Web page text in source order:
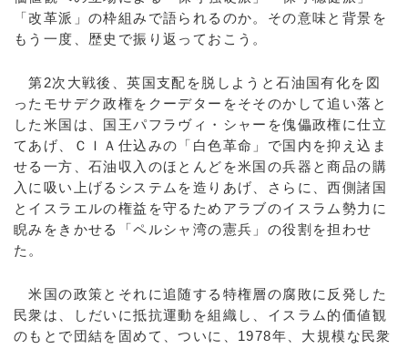
「改革派」の枠組みで語られるのか。その意味と背景を
もう一度、歴史で振り返っておこう。
第2次大戦後、英国支配を脱しようと石油国有化を図
ったモサデク政権をクーデターをそそのかして追い落と
した米国は、国王パフラヴィ・シャーを傀儡政権に仕立
てあげ、ＣＩＡ仕込みの「白色革命」で国内を抑え込ま
せる一方、石油収入のほとんどを米国の兵器と商品の購
入に吸い上げるシステムを造りあげ、さらに、西側諸国
とイスラエルの権益を守るためアラブのイスラム勢力に
睨みをきかせる「ペルシャ湾の憲兵」の役割を担わせ
た。
米国の政策とそれに追随する特権層の腐敗に反発した
民衆は、しだいに抵抗運動を組織し、イスラム的価値観
のもとで団結を固めて、ついに、1978年、大規模な民衆